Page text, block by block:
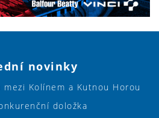
novinky
Kolínem a Kutnou Horou
doložka